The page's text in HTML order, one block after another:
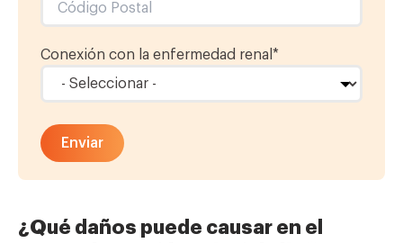
Conexión con la enfermedad renal *
¿Qué daños puede causar en el